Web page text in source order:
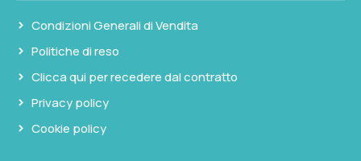
Condizioni Generali di Vendita
Politiche di reso
Clicca qui per recedere dal contratto
Privacy policy
Cookie policy